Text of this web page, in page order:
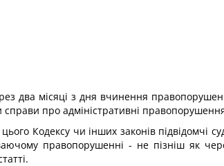
два місяці з дня вчинення
про адміністративні правопорушення
Кодексу чи інших законів підвідомчі
правопорушенні - не пізніш як